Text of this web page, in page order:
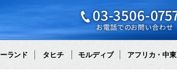
ランド タヒチ モルディブ アフリカ・中東